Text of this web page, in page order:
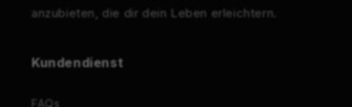
anzubieten, die dir dein Leben erleichtern.
Kundendienst
FAQs